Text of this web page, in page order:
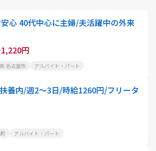
心 40代中心に主婦/夫活躍中の外来
円
名古屋市 アルバイト・パート
養内/週2～3日/時給1260円/フリータ
アルバイト・パート